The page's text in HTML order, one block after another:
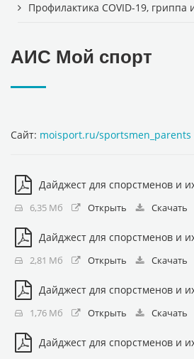
Профилактика COVID-19, гриппа
АИС Мой спорт
Сайт: moisport.ru/sportsmen_parents
Дайджест для спорстменов и
6,35 Мб Открыть Скачать
Дайджест для спорстменов и
2,81 Мб Открыть Скачать
Дайджест для спорстменов и
1,76 Мб Открыть Скачать
Дайджест для спорстменов и